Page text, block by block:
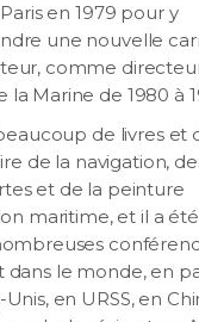
en 1979 pour y
une nouvelle
comme
la Marine de 1980 à
de livres et
de la navigation,
et de la peinture
maritime, et il a
dans le monde, en
en URSS, en